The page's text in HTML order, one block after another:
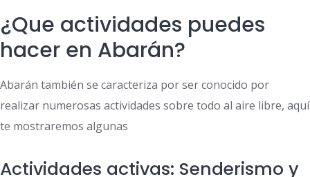
¿Que actividades puedes
hacer en Abarán?
Abarán también se caracteriza por ser conocido por
realizar numerosas actividades sobre todo al aire libre, aquí
te mostraremos algunas
Actividades activas: Senderismo y